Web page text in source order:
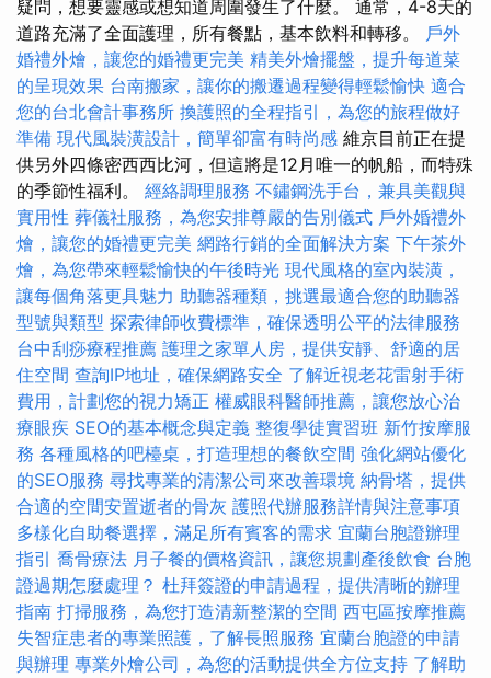
疑問，想要靈感或想知道周圍發生了什麼。 通常，4-8天的
道路充滿了全面護理，所有餐點，基本飲料和轉移。 戶外
婚禮外燴，讓您的婚禮更完美 精美外燴擺盤，提升每道菜
的呈現效果 台南搬家，讓你的搬遷過程變得輕鬆愉快 適合
您的台北會計事務所 換護照的全程指引，為您的旅程做好
準備 現代風裝潢設計，簡單卻富有時尚感 維京目前正在提
供另外四條密西西比河，但這將是12月唯一的帆船，而特殊
的季節性福利。 經絡調理服務 不鏽鋼洗手台，兼具美觀與
實用性 葬儀社服務，為您安排尊嚴的告別儀式 戶外婚禮外
燴，讓您的婚禮更完美 網路行銷的全面解決方案 下午茶外
燴，為您帶來輕鬆愉快的午後時光 現代風格的室內裝潢，
讓每個角落更具魅力 助聽器種類，挑選最適合您的助聽器
型號與類型 探索律師收費標準，確保透明公平的法律服務
台中刮痧療程推薦 護理之家單人房，提供安靜、舒適的居
住空間 查詢IP地址，確保網路安全 了解近視老花雷射手術
費用，計劃您的視力矯正 權威眼科醫師推薦，讓您放心治
療眼疾 SEO的基本概念與定義 整復學徒實習班 新竹按摩服
務 各種風格的吧檯桌，打造理想的餐飲空間 強化網站優化
的SEO服務 尋找專業的清潔公司來改善環境 納骨塔，提供
合適的空間安置逝者的骨灰 護照代辦服務詳情與注意事項
多樣化自助餐選擇，滿足所有賓客的需求 宜蘭台胞證辦理
指引 喬骨療法 月子餐的價格資訊，讓您規劃產後飲食 台胞
證過期怎麼處理？ 杜拜簽證的申請過程，提供清晰的辦理
指南 打掃服務，為您打造清新整潔的空間 西屯區按摩推薦
失智症患者的專業照護，了解長照服務 宜蘭台胞證的申請
與辦理 專業外燴公司，為您的活動提供全方位支持 了解助